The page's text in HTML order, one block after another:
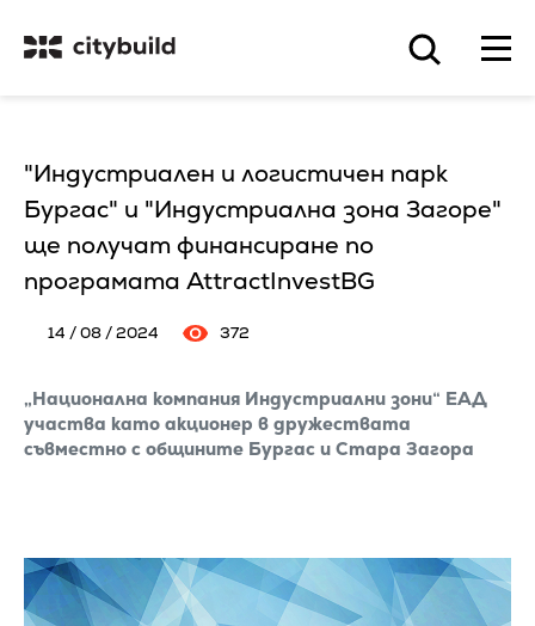
"Индустриален и логистичен парк
Бургас" и "Индустриална зона Загоре"
ще получат финансиране по
програмата AttractInvestBG
14 / 08 / 2024 372
„Национална компания Индустриални зони“ ЕАД
участва като акционер в дружествата
съвместно с общините Бургас и Стара Загора